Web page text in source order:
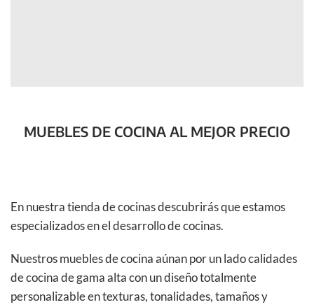
MUEBLES DE COCINA AL MEJOR PRECIO
En nuestra tienda de cocinas descubrirás que estamos
especializados en el desarrollo de cocinas.
Nuestros muebles de cocina aúnan por un lado calidades
de cocina de gama alta con un diseño totalmente
personalizable en texturas, tonalidades, tamaños y